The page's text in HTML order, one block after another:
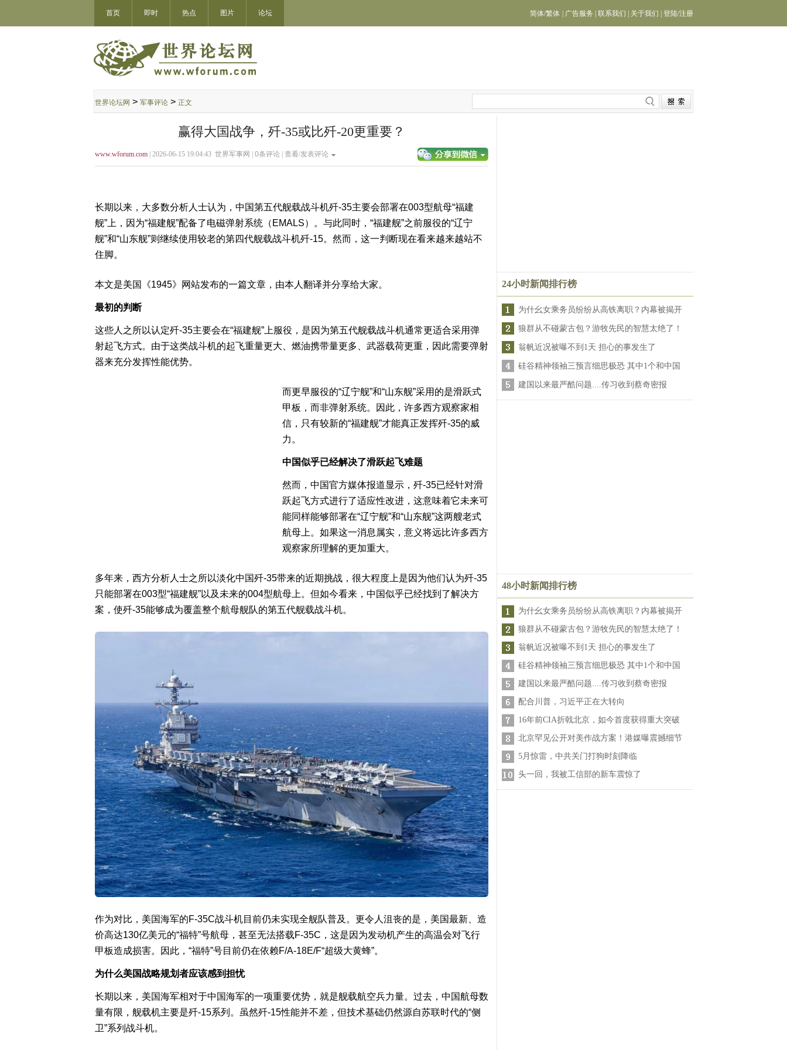
首页 即时 热点 图片 论坛 简体/繁体 广告服务 联系我们 关于我们 登陆/注册
世界论坛网 > 军事评论 > 正文
赢得大国战争，歼-35或比歼-20更重要？
www.wforum.com | 2026-06-15 19:04:43 世界军事网 | 0条评论 | 查看/发表评论
长期以来，大多数分析人士认为，中国第五代舰载战斗机歼-35主要会部署在003型航母“福建
舰”上，因为“福建舰”配备了电磁弹射系统（EMALS）。与此同时，“福建舰”之前服役的“辽宁
舰”和“山东舰”则继续使用较老的第四代舰载战斗机歼-15。然而，这一判断现在看来越来越站不
住脚。
本文是美国《1945》网站发布的一篇文章，由本人翻译并分享给大家。
最初的判断
这些人之所以认定歼-35主要会在“福建舰”上服役，是因为第五代舰载战斗机通常更适合采用弹
射起飞方式。由于这类战斗机的起飞重量更大、燃油携带量更多、武器载荷更重，因此需要弹射
器来充分发挥性能优势。
而更早服役的“辽宁舰”和“山东舰”采用的是滑跃式
甲板，而非弹射系统。因此，许多西方观察家相
信，只有较新的“福建舰”才能真正发挥歼-35的威
力。
中国似乎已经解决了滑跃起飞难题
然而，中国官方媒体报道显示，歼-35已经针对滑
跃起飞方式进行了适应性改进，这意味着它未来可
能同样能够部署在“辽宁舰”和“山东舰”这两艘老式
航母上。如果这一消息属实，意义将远比许多西方
观察家所理解的更加重大。
多年来，西方分析人士之所以淡化中国歼-35带来的近期挑战，很大程度上是因为他们认为歼-35
只能部署在003型“福建舰”以及未来的004型航母上。但如今看来，中国似乎已经找到了解决方
案，使歼-35能够成为覆盖整个航母舰队的第五代舰载战斗机。
作为对比，美国海军的F-35C战斗机目前仍未实现全舰队普及。更令人沮丧的是，美国最新、造
价高达130亿美元的“福特”号航母，甚至无法搭载F-35C，这是因为发动机产生的高温会对飞行
甲板造成损害。因此，“福特”号目前仍在依赖F/A-18E/F“超级大黄蜂”。
为什么美国战略规划者应该感到担忧
长期以来，美国海军相对于中国海军的一项重要优势，就是舰载航空兵力量。过去，中国航母数
量有限，舰载机主要是歼-15系列。虽然歼-15性能并不差，但技术基础仍然源自苏联时代的“侧
卫”系列战斗机。
24小时新闻排行榜
为什幺女乘务员纷纷从高铁离职？内幕被揭开
狼群从不碰蒙古包？游牧先民的智慧太绝了！
翁帆近况被曝不到1天 担心的事发生了
硅谷精神领袖三预言细思极恐 其中1个和中国
建国以来最严酷问题....传习收到蔡奇密报
48小时新闻排行榜
为什幺女乘务员纷纷从高铁离职？内幕被揭开
狼群从不碰蒙古包？游牧先民的智慧太绝了！
翁帆近况被曝不到1天 担心的事发生了
硅谷精神领袖三预言细思极恐 其中1个和中国
建国以来最严酷问题....传习收到蔡奇密报
配合川普，习近平正在大转向
16年前CIA折戟北京，如今首度获得重大突破
北京罕见公开对美作战方案！港媒曝震撼细节
5月惊雷，中共关门打狗时刻降临
头一回，我被工信部的新车震惊了